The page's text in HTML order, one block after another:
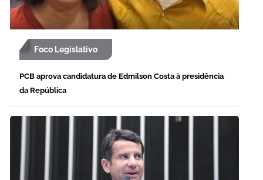
Foco Legislativo
PCB aprova candidatura de Edmilson Costa à presidência
da República